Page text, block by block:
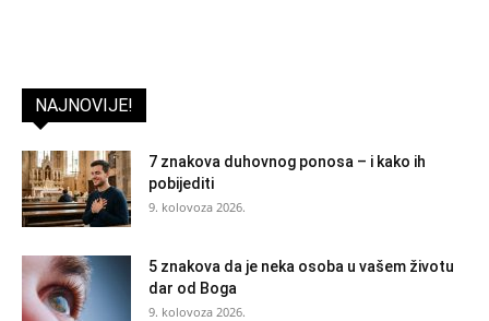
NAJNOVIJE!
7 znakova duhovnog ponosa – i kako ih
pobijediti
9. kolovoza 2026.
5 znakova da je neka osoba u vašem životu
dar od Boga
9. kolovoza 2026.